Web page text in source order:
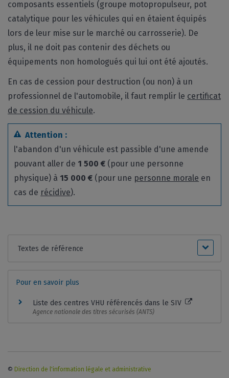
composants essentiels (groupe motopropulseur, pot
catalytique pour les véhicules qui en étaient équipés
lors de leur mise sur le marché ou carrosserie). De
plus, il ne doit pas contenir des déchets ou
équipements non homologués qui lui ont été ajoutés.
En cas de cession pour destruction (ou non) à un
professionnel de l'automobile, il faut remplir le certificat
de cession du véhicule.
Attention :
l'abandon d'un véhicule est passible d'une amende
pouvant aller de 1 500 € (pour une personne
physique) à 15 000 € (pour une personne morale en
cas de récidive).
Textes de référence
Pour en savoir plus
Liste des centres VHU référencés dans le SIV
Agence nationale des titres sécurisés (ANTS)
© Direction de l'information légale et administrative